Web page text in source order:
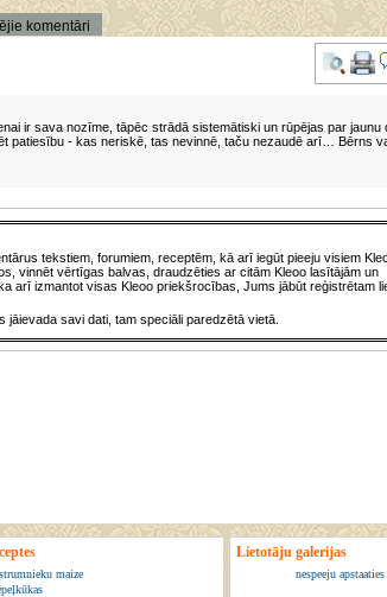
komentāri
ir sava nozīme, tāpēc strādā sistemātiski un rūpējas par jaunu
patiesību - kas neriskē, tas nevinnē, taču nezaudē arī… Bērns
tekstiem, forumiem, receptēm, kā arī iegūt pieeju visiem
vinnēt vērtīgas balvas, draudzēties ar citām Kleoo lasītājām un
arī izmantot visas Kleoo priekšrocības, Jums jābūt reģistrētam
savi dati, tam speciāli paredzētā vietā.
maize
Lietotāju galerijas
nespeeju